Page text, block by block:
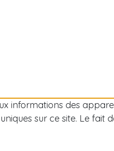
informations des
sur ce site. Le fait